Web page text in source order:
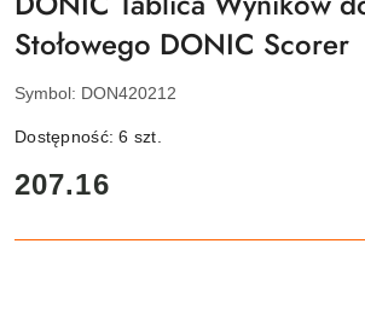
Stołowego DONIC Scorer
Symbol: DON420212
Dostępność:6 szt.
cena:
207.16